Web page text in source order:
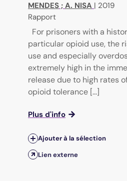
MENDES ; A. NISA | 2019
Rapport
For prisoners with a
particular opioid use, the
use and especially
extremely high in the
release due to high rates
opioid tolerance [...]
Plus d'info
Ajouter à la sélection
Lien externe